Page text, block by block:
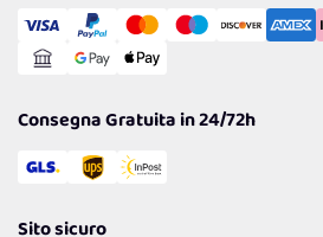
Gestisci Cookie
Reso Facile e Veloce
Consegna Gratuita in 24/72h